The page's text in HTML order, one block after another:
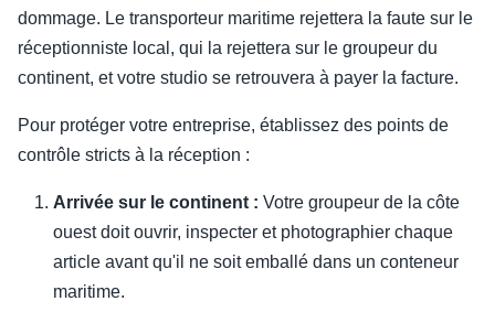
dommage. Le transporteur maritime rejettera la faute sur le
réceptionniste local, qui la rejettera sur le groupeur du
continent, et votre studio se retrouvera à payer la facture.
Pour protéger votre entreprise, établissez des points de
contrôle stricts à la réception :
Arrivée sur le continent : Votre groupeur de la côte
ouest doit ouvrir, inspecter et photographier chaque
article avant qu'il ne soit emballé dans un conteneur
maritime.